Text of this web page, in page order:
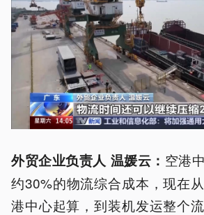
外贸企业负责人 温媛云： 空港
约30%的物流综合成本，现在
港中心起算，到装机发运整个